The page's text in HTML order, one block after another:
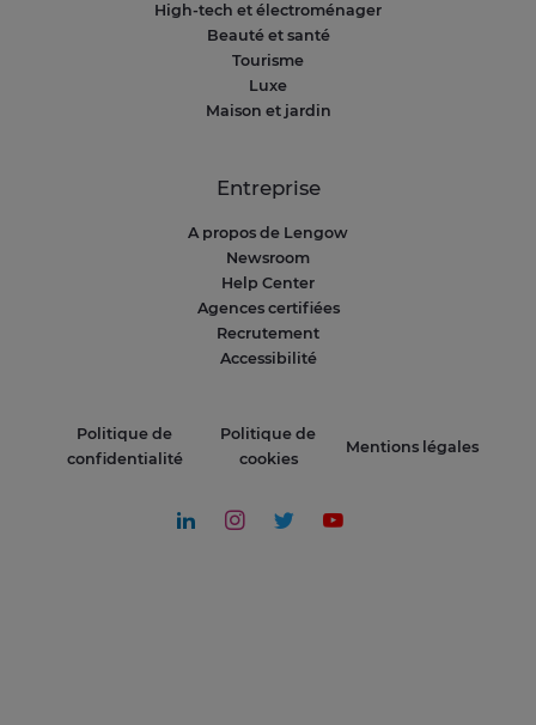
High-tech et électroménager
Beauté et santé
Tourisme
Luxe
Maison et jardin
Entreprise
A propos de Lengow
Newsroom
Help Center
Agences certifiées
Recrutement
Accessibilité
Politique de
confidentialité
Politique de
cookies
Mentions légales